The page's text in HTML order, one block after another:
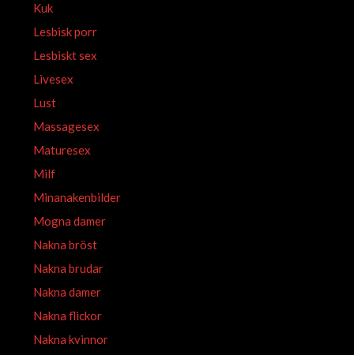
Kuk
Lesbisk porr
Lesbiskt sex
Livesex
Lust
Massagesex
Maturesex
Milf
Minanakenbilder
Mogna damer
Nakna bröst
Nakna brudar
Nakna damer
Nakna flickor
Nakna kvinnor